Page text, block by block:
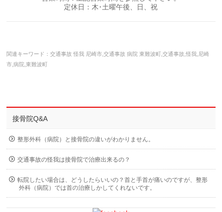
定休日：木･土曜午後、日、祝
関連キーワード：交通事故 怪我 尼崎市,交通事故 病院 東難波町,交通事故,怪我,尼崎
市,病院,東難波町
接骨院Q&A
整形外科（病院）と接骨院の違いがわかりません。
交通事故の怪我は接骨院で治療出来るの？
転院したい場合は、どうしたらいいの？首と手首が痛いのですが、整形
外科（病院）では首の治療しかしてくれないです。